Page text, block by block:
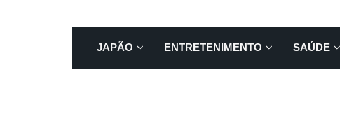
JAPÃO ENTRETENIMENTO SAÚDE